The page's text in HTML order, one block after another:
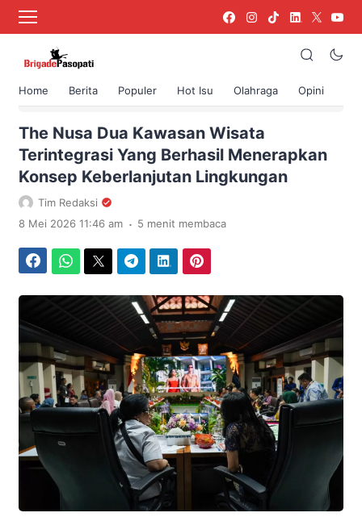
Home Berita Populer Hot Isu Olahraga Opini
›
The Nusa Dua Kawasan Wisata
Terintegrasi Yang Berhasil Menerapkan
Konsep Keberlanjutan Lingkungan
Tim Redaksi
8 Mei 2026 11:46 am . 5 menit membaca